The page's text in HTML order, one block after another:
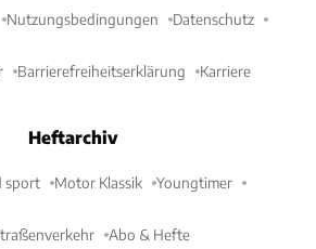
Nutzungsbedingungen Datenschutz
Barrierefreiheitserklärung Karriere
Heftarchiv
sport Motor Klassik Youngtimer
Abo & Hefte